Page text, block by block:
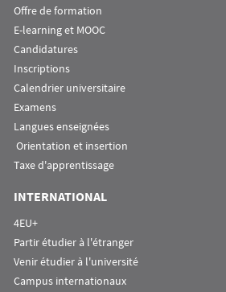
Offre de formation
E-learning et MOOC
Candidatures
Inscriptions
Calendrier universitaire
Examens
Langues enseignées
Orientation et insertion
Taxe d'apprentissage
INTERNATIONAL
4EU+
Partir étudier à l'étranger
Venir étudier à l'université
Campus internationaux